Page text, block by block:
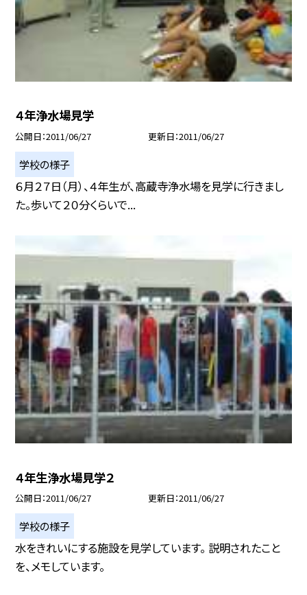
４年浄水場見学
公開日 2011/06/27 更新日 2011/06/27
学校の様子
６月２７日（月）、４年生が、高蔵寺浄水場を見学に行きまし
た。歩いて２０分くらいで...
４年生浄水場見学２
公開日 2011/06/27 更新日 2011/06/27
学校の様子
水をきれいにする施設を見学しています。 説明されたこと
を、メモしています。